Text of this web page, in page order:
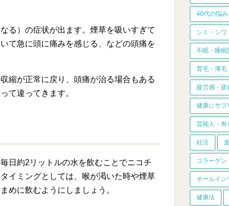
なる）の症状が出ます。煙草を吸いすぎて
て急に頭に痛みを感じる、などの頭痛を
縮が正常に戻り、頭痛が治る場合もある
て違ってきます。
日約2リットルの水を飲むことでニコチ
イミングとしては、喉が渇いた時や煙草
めに飲むようにしましょう。
40代の悩み
シミ・シワ
不眠・睡眠
育毛・薄毛
疲労感・疲
健康にサプ
芸能人・有
妊活
コラーゲン
オールイン
健康法